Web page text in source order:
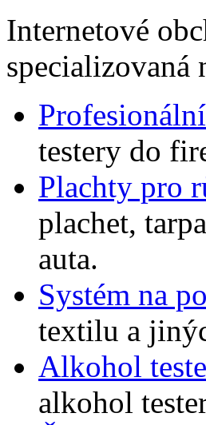
Internetové
specializovaná
testery do
Plachty pro
plachet,
auta.
Systém na
textilu a
Alkohol
alkohol